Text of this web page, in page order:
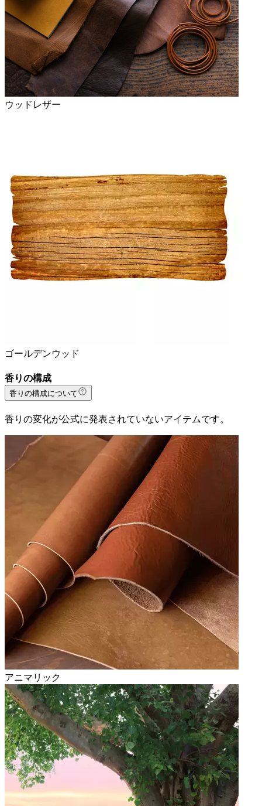
ウッドレザー
ゴールデンウッド
香りの構成
香りの構成について
香りの変化が公式に発表されていないアイテムです。
アニマリック